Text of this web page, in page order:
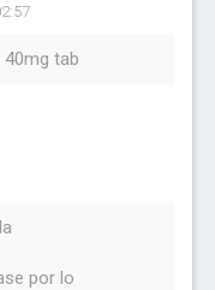
tab
por lo